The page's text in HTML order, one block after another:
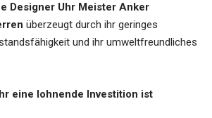
Designer Uhr Meister Anker
überzeugt durch ihr geringes
und ihr umweltfreundliches
eine lohnende Investition ist